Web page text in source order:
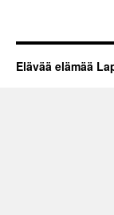
Elävää elämää